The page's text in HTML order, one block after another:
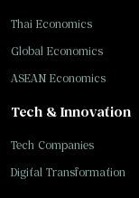
Tech & Innovation
Tech Companies
Digital Transformation
Thai Economics
Global Economics
ASEAN Economics